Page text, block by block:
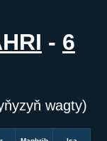
- 6
wagty)